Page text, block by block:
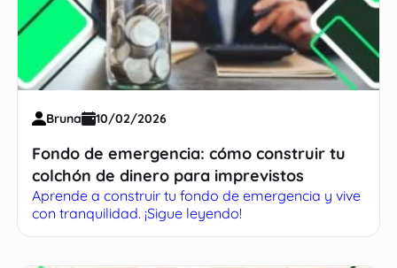
Bruna 10/02/2026
Fondo de emergencia: cómo construir tu
colchón de dinero para imprevistos
Aprende a construir tu fondo de emergencia y vive
con tranquilidad. ¡Sigue leyendo!